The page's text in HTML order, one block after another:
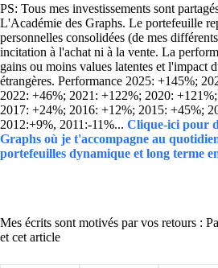
PS: Tous mes investissements sont
L'Académie des Graphs. Le portefeuille
personnelles consolidées (de mes
incitation à l'achat ni à la vente. La
gains ou moins values latentes et l'impact
étrangères. Performance 2025: +145%;
2022: +46%; 2021: +122%; 2020:
2017: +24%; 2016: +12%; 2015: +45%;
2012:+9%, 2011:-11%... Clique-ici pour
Graphs où je t'accompagne au
portefeuilles dynamique et long terme
Mes écrits sont motivés par vos retours :
et cet article